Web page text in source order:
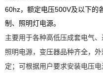
60hz，额定电压500V及以下的
制、照明灯电源。
主要用于各种高低压成套电气
照明电源，变压器品种齐全，
定；可根据用户要求安装电压